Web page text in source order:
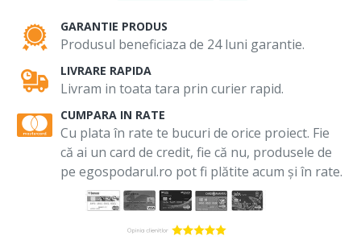
GARANTIE PRODUS
Produsul beneficiaza de 24 luni garantie.
LIVRARE RAPIDA
Livram in toata tara prin curier rapid.
CUMPARA IN RATE
Cu plata în rate te bucuri de orice proiect. Fie
că ai un card de credit, fie că nu, produsele de
pe egospodarul.ro pot fi plătite acum și în rate.